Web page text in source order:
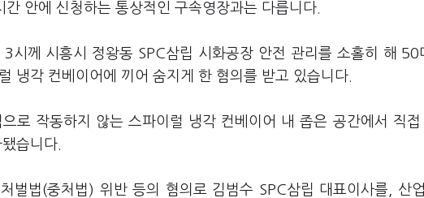
안에 신청하는 통상적인 구속영장과는 다릅니다.
시께 시흥시 정왕동 SPC삼립 시화공장 안전 관리를 소홀히 해
냉각 컨베이어에 끼어 숨지게 한 혐의를 받고 있습니다.
로 작동하지 않는 스파이럴 냉각 컨베이어 내 좁은 공간에서 직
습니다.
벌법(중처법) 위반 등의 혐의로 김범수 SPC삼립 대표이사를, 산